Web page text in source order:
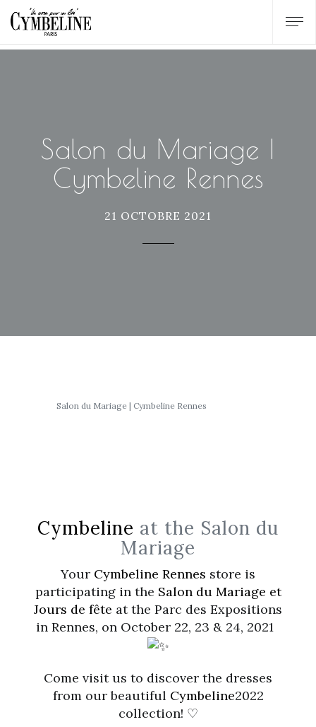
Salon du Mariage |
Cymbeline Rennes
21 OCTOBRE 2021
Salon du Mariage | Cymbeline Rennes
Cymbeline at the Salon du
Mariage
Your Cymbeline Rennes store is
participating in the Salon du Mariage et
Jours de fête at the Parc des Expositions
in Rennes, on October 22, 23 & 24, 2021
Come visit us to discover the dresses
from our beautiful Cymbeline2022
collection! ♡